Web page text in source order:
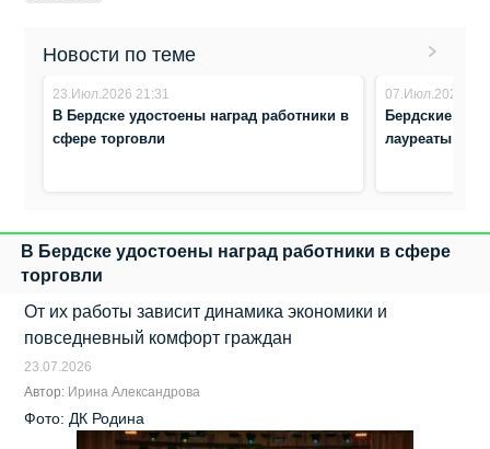
Новости по теме
23.Июл.2026 21:31
В Бердске удостоены наград работники в
сфере торговли
07.Июл.2026
Бердские
лауреаты
В Бердске удостоены наград работники в сфере
торговли
От их работы зависит динамика экономики и
повседневный комфорт граждан
23.07.2026
Автор: Ирина Александрова
Фото: ДК Родина